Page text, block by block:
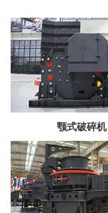
颚式破碎机